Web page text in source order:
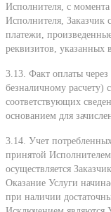
Исполнителя, с
Исполнителя, Заказчик
платежи,
реквизитов, указанных
3.13. Факт оплаты
безналичному расчету)
соответствующих
основанием для
3.14. Учет
принятой
осуществляется
Оказание Услуги
при наличии